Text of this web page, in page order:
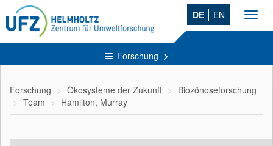
DE EN
Forschung
Forschung Ökosysteme der Zukunft
Biozönoseforschung
Team
Hamilton, Murray